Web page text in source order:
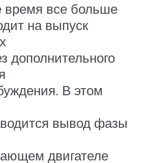
время все больше
на выпуск
дополнительного
В этом
вывод фазы
двигателе